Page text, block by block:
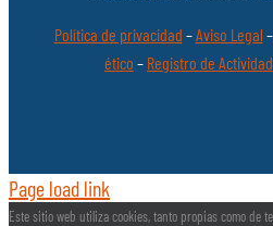
Política de privacidad –Aviso Legal –
ético – Registro de
Page load link
Este sitio web utiliza cookies, tanto propias como de